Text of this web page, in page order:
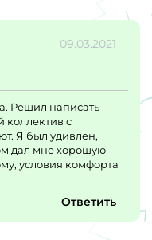
09.03.2021
Решил написать
с
Я был удивлен,
дал мне хорошую
условия комфорта
Ответить